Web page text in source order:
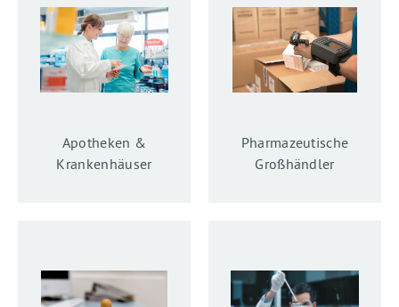
Apotheken &
Krankenhäuser
Pharmazeutische
Großhändler